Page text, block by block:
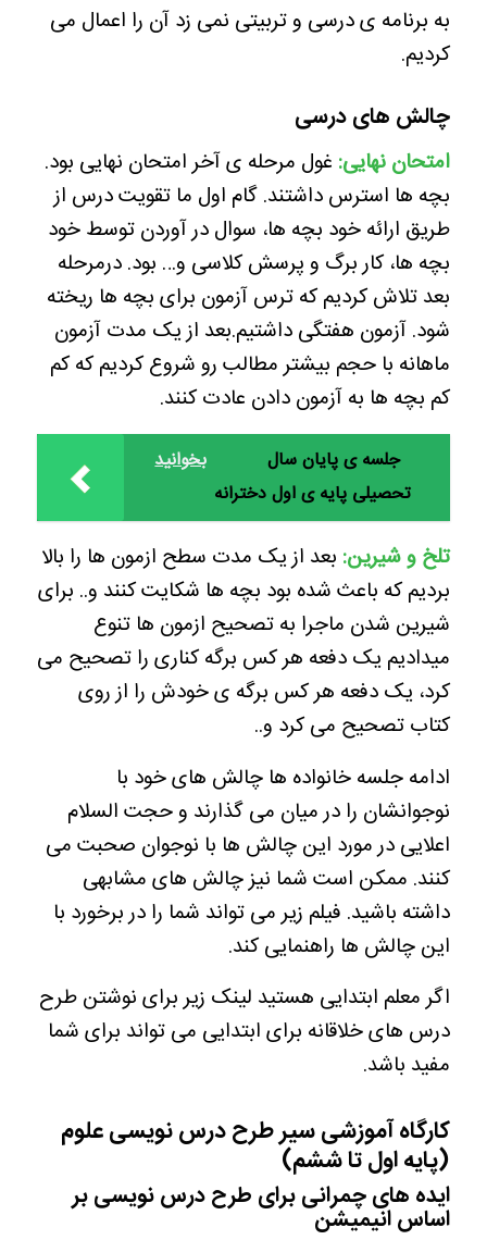
به برنامه ی درسی و تربیتی نمی زد آن را اعمال می
کردیم.
چالش های درسی
امتحان نهایی: غول مرحله ی آخر امتحان نهایی بود.
بچه ها استرس داشتند. گام اول ما تقویت درس از
طریق ارائه خود بچه ها، سوال در آوردن توسط خود
بچه ها، کار برگ و پرسش کلاسی و… بود. درمرحله
بعد تلاش کردیم که ترس آزمون برای بچه ها ریخته
شود. آزمون هفتگی داشتیم.بعد از یک مدت آزمون
ماهانه با حجم بیشتر مطالب رو شروع کردیم که کم
کم بچه ها به آزمون دادن عادت کنند.
بخوانید
جلسه ی پایان سال
تحصیلی پایه ی اول دخترانه
تلخ و شیرین: بعد از یک مدت سطح ازمون ها را بالا
بردیم که باعث شده بود بچه ها شکایت کنند و.. برای
شیرین شدن ماجرا به تصحیح ازمون ها تنوع
میدادیم یک دفعه هر کس برگه کناری را تصحیح می
کرد، یک دفعه هر کس برگه ی خودش را از روی
کتاب تصحیح می کرد و..
ادامه جلسه خانواده ها چالش های خود با
نوجوانشان را در میان می گذارند و حجت السلام
اعلایی در مورد این چالش ها با نوجوان صحبت می
کنند‌. ممکن است شما نیز چالش های مشابهی
داشته باشید. فیلم زیر می تواند شما را در برخورد با
این چالش ها راهنمایی کند.
اگر معلم ابتدایی هستید لینک زیر برای نوشتن طرح
درس های خلاقانه برای ابتدایی می تواند برای شما
مفید باشد.
کارگاه آموزشی سیر طرح درس نویسی علوم
(پایه اول تا ششم)
ایده های چمرانی برای طرح درس نویسی بر
اساس انیمیشن